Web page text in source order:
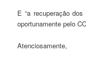
E “a recuperação
oportunamente pelo
Atenciosamente,